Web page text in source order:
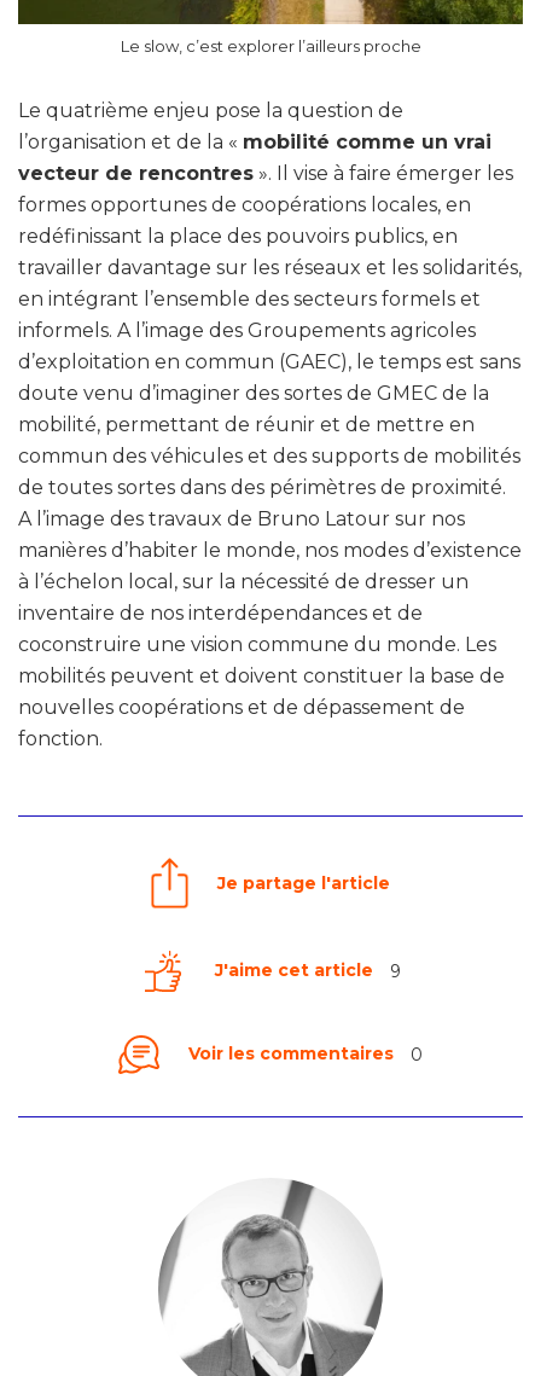
Le slow, c’est explorer l’ailleurs proche
Le quatrième enjeu pose la question de
l’organisation et de la « mobilité comme un vrai
vecteur de rencontres ». Il vise à faire émerger les
formes opportunes de coopérations locales, en
redéfinissant la place des pouvoirs publics, en
travailler davantage sur les réseaux et les solidarités,
en intégrant l’ensemble des secteurs formels et
informels. A l’image des Groupements agricoles
d’exploitation en commun (GAEC), le temps est sans
doute venu d’imaginer des sortes de GMEC de la
mobilité, permettant de réunir et de mettre en
commun des véhicules et des supports de mobilités
de toutes sortes dans des périmètres de proximité.
A l’image des travaux de Bruno Latour sur nos
manières d’habiter le monde, nos modes d’existence
à l’échelon local, sur la nécessité de dresser un
inventaire de nos interdépendances et de
coconstruire une vision commune du monde. Les
mobilités peuvent et doivent constituer la base de
nouvelles coopérations et de dépassement de
fonction.
Je partage l'article
J'aime cet article 9
Voir les commentaires 0